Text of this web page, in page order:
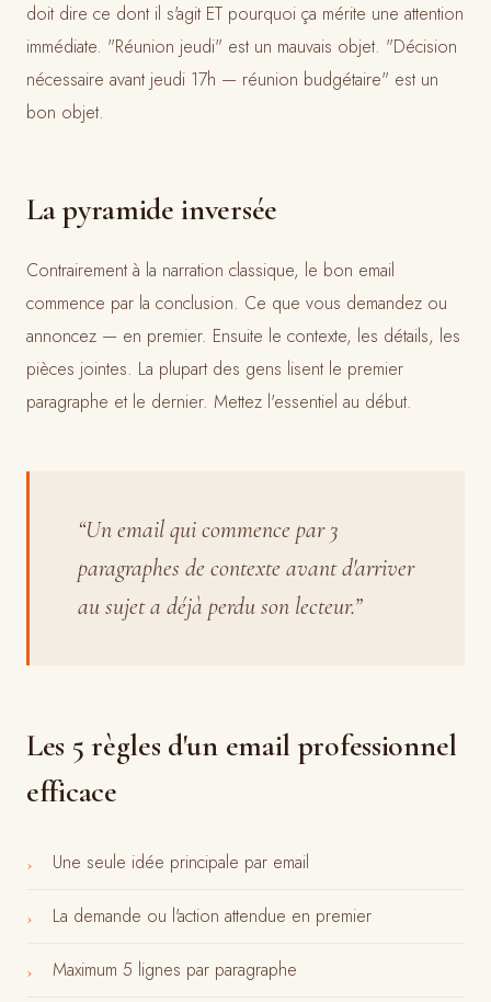
doit dire ce dont il s'agit ET pourquoi ça mérite une attention
immédiate. "Réunion jeudi" est un mauvais objet. "Décision
nécessaire avant jeudi 17h — réunion budgétaire" est un
bon objet.
La pyramide inversée
Contrairement à la narration classique, le bon email
commence par la conclusion. Ce que vous demandez ou
annoncez — en premier. Ensuite le contexte, les détails, les
pièces jointes. La plupart des gens lisent le premier
paragraphe et le dernier. Mettez l'essentiel au début.
“Un email qui commence par 3
paragraphes de contexte avant d'arriver
au sujet a déjà perdu son lecteur.”
Les 5 règles d'un email professionnel
efficace
› Une seule idée principale par email
› La demande ou l'action attendue en premier
› Maximum 5 lignes par paragraphe